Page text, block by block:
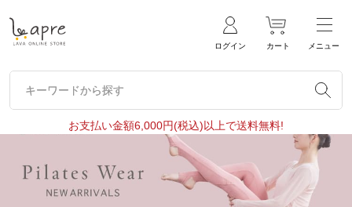
ログイン カート メニュー
キーワードから探す
キーワードから探す
お支払い金額6,000円(税込)以上で送料無料!